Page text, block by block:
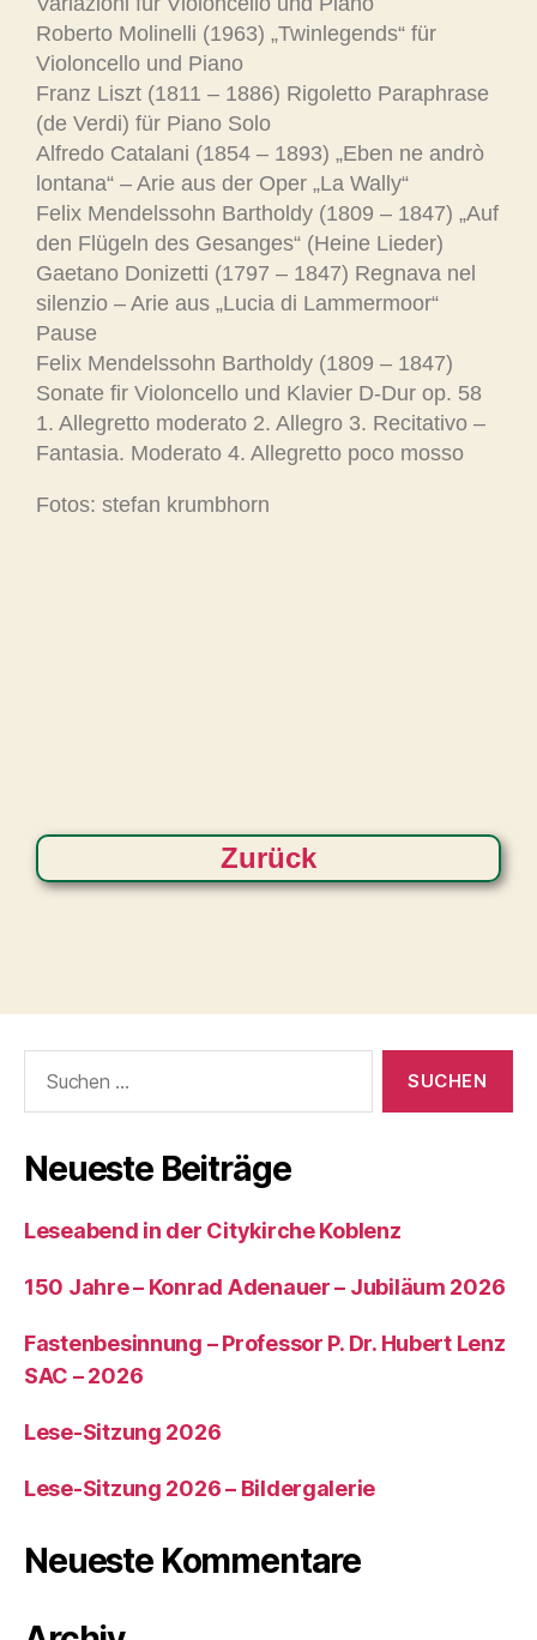
Roberto Molinelli (1963) „Twinlegends“ für
Violoncello und Piano
Franz Liszt (1811 – 1886) Rigoletto Paraphrase
(de Verdi) für Piano Solo
Alfredo Catalani (1854 – 1893) „Eben ne andrò
lontana“ – Arie aus der Oper „La Wally“
Felix Mendelssohn Bartholdy (1809 – 1847) „Auf
den Flügeln des Gesanges“ (Heine Lieder)
Gaetano Donizetti (1797 – 1847) Regnava nel
silenzio – Arie aus „Lucia di Lammermoor“
Pause
Felix Mendelssohn Bartholdy (1809 – 1847)
Sonate fir Violoncello und Klavier D-Dur op. 58
1. Allegretto moderato 2. Allegro 3. Recitativo –
Fantasia. Moderato 4. Allegretto poco mosso
Fotos: stefan krumbhorn
Zurück
Neueste Beiträge
Leseabend in der Citykirche Koblenz
150 Jahre – Konrad Adenauer – Jubiläum 2026
Fastenbesinnung – Professor P. Dr. Hubert Lenz
SAC – 2026
Lese-Sitzung 2026
Lese-Sitzung 2026 – Bildergalerie
Neueste Kommentare